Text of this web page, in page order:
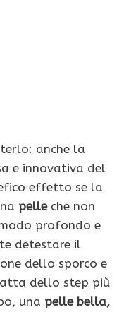
anche la
e innovativa del
effetto se la
pelleche non
profondo e
detestare il
dello sporco e
dello step più
una pelle bella,